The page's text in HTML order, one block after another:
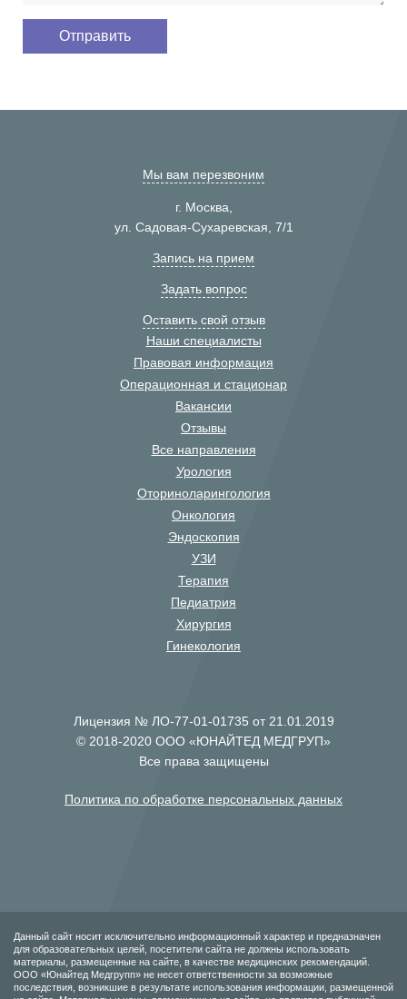
Мы вам перезвоним
г. Москва,
ул. Садовая-Сухаревская, 7/1
Запись на прием
Задать вопрос
Оставить свой отзыв
Наши специалисты
Правовая информация
Операционная и стационар
Вакансии
Отзывы
Все направления
Урология
Оториноларингология
Онкология
Эндоскопия
УЗИ
Терапия
Педиатрия
Хирургия
Гинекология
Лицензия № ЛО-77-01-01735 от 21.01.2019
© 2018-2020 ООО «ЮНАЙТЕД МЕДГРУП»
Все права защищены
Политика по обработке персональных данных
Данный сайт носит исключительно информационный характер и предназначен
для образовательных целей, посетители сайта не должны использовать
материалы, размещенные на сайте, в качестве медицинских рекомендаций.
ООО «Юнайтед Медгрупп» не несет ответственности за возможные
последствия, возникшие в результате использования информации, размещенной